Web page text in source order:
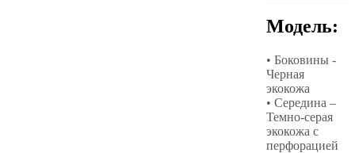
Модель:
• Боковины -
Черная
экокожа
• Середина –
Темно-серая
экокожа с
перфорацией